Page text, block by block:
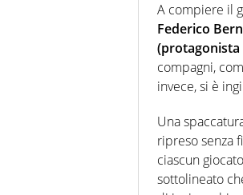
A compiere il
Federico
(protagonista
compagni,
invece, si è
Una
ripreso senza
ciascun
sottolineato